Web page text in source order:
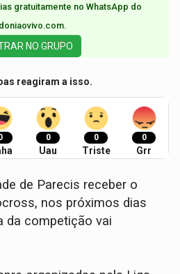
gratuitamente no WhatsApp do
NO GRUPO
reagiram a isso.
0
Uau
0
Triste
0
Grr
de Parecis receber o
nos próximos dias
da competição vai